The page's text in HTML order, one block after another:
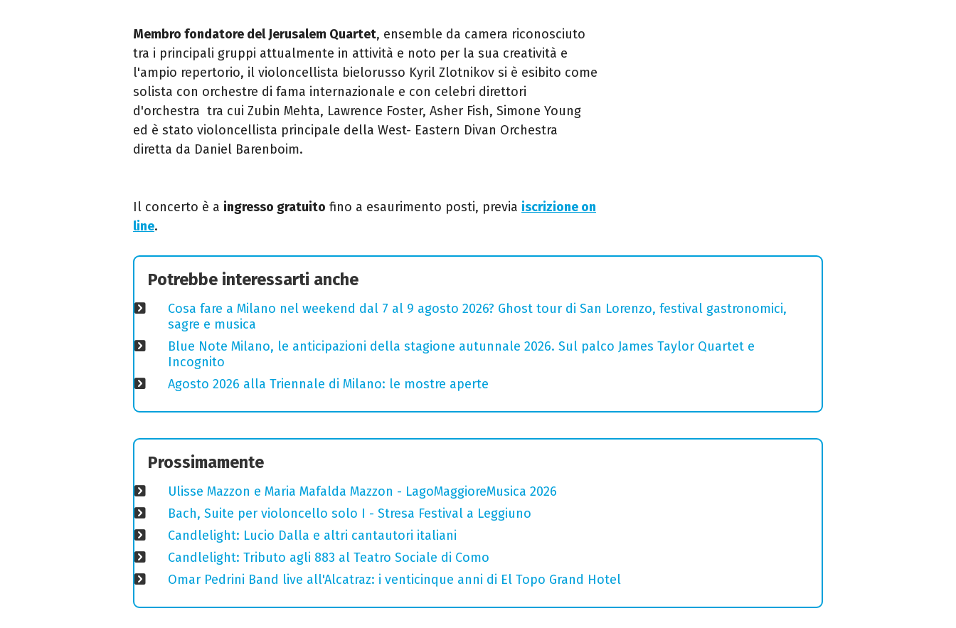
Membro fondatore del Jerusalem Quartet, ensemble da camera riconosciuto
tra i principali gruppi attualmente in attività e noto per la sua creatività e
l'ampio repertorio, il violoncellista bielorusso Kyril Zlotnikov si è esibito come
solista con orchestre di fama internazionale e con celebri direttori
d'orchestra tra cui Zubin Mehta, Lawrence Foster, Asher Fish, Simone Young
ed è stato violoncellista principale della West- Eastern Divan Orchestra
diretta da Daniel Barenboim.
Il concerto è a ingresso gratuito fino a esaurimento posti, previa iscrizione on
line.
Potrebbe interessarti anche
Cosa fare a Milano nel weekend dal 7 al 9 agosto 2026? Ghost tour di San Lorenzo, festival gastronomici,
sagre e musica
Blue Note Milano, le anticipazioni della stagione autunnale 2026. Sul palco James Taylor Quartet e
Incognito
Agosto 2026 alla Triennale di Milano: le mostre aperte
Prossimamente
Ulisse Mazzon e Maria Mafalda Mazzon - LagoMaggioreMusica 2026
Bach, Suite per violoncello solo I - Stresa Festival a Leggiuno
Candlelight: Lucio Dalla e altri cantautori italiani
Candlelight: Tributo agli 883 al Teatro Sociale di Como
Omar Pedrini Band live all'Alcatraz: i venticinque anni di El Topo Grand Hotel